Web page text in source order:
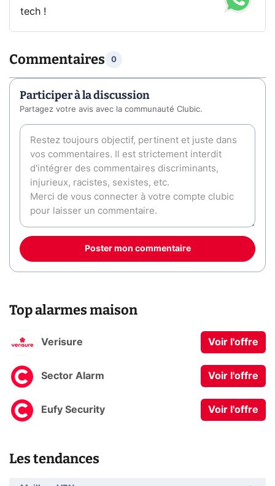
tech !
Commentaires 0
Participer à la discussion
Partagez votre avis avec la communauté Clubic.
Poster mon commentaire
Top alarmes maison
Verisure Voir l'offre
Sector Alarm Voir l'offre
Eufy Security Voir l'offre
Les tendances